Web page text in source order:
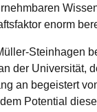
enorm
Steinhagen
der Universität,
an begeistert
Potential